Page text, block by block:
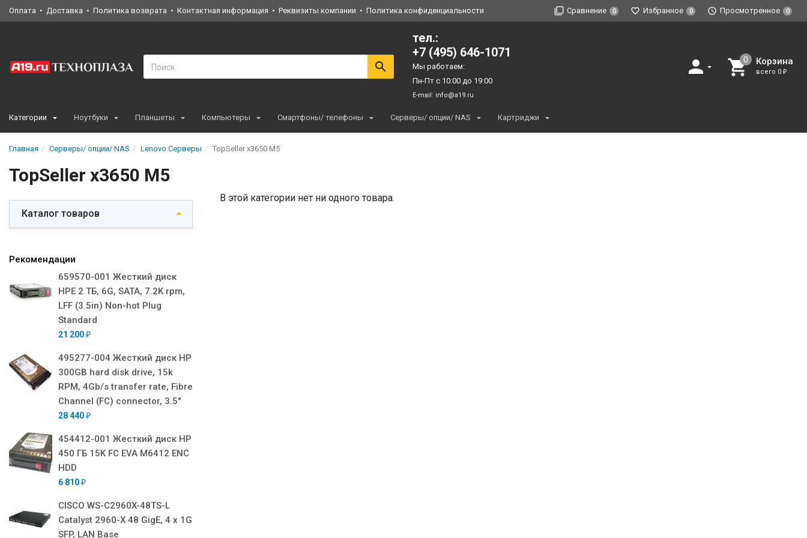
Оплата Доставка Политика возврата Контактная информация Реквизиты компании Политика конфиденциальности Сравнение 0 Избранное 0 Просмотренное 0
тел.:
+7 (495) 646-1071
Мы работаем:
Пн-Пт с 10:00 до 19:00
E-mail: info@a19.ru
Корзина
всего 0 ₽
Категории Ноутбуки Планшеты Компьютеры Смартфоны/ телефоны Серверы/ опции/ NAS Картриджи
Главная Серверы/ опции/ NAS Lenovo Серверы TopSeller x3650 M5
TopSeller x3650 M5
Каталог товаров
Рекомендации
659570-001 Жесткий диск
HPE 2 ТБ, 6G, SATA, 7.2K rpm,
LFF (3.5in) Non-hot Plug
Standard
21 200 ₽
495277-004 Жесткий диск HP
300GB hard disk drive, 15k
RPM, 4Gb/s transfer rate, Fibre
Channel (FC) connector, 3.5"
28 440 ₽
454412-001 Жесткий диск HP
450 ГБ 15K FC EVA M6412 ENC
HDD
6 810 ₽
CISCO WS-C2960X-48TS-L
Catalyst 2960-X 48 GigE, 4 x 1G
SFP, LAN Base
В этой категории нет ни одного товара.